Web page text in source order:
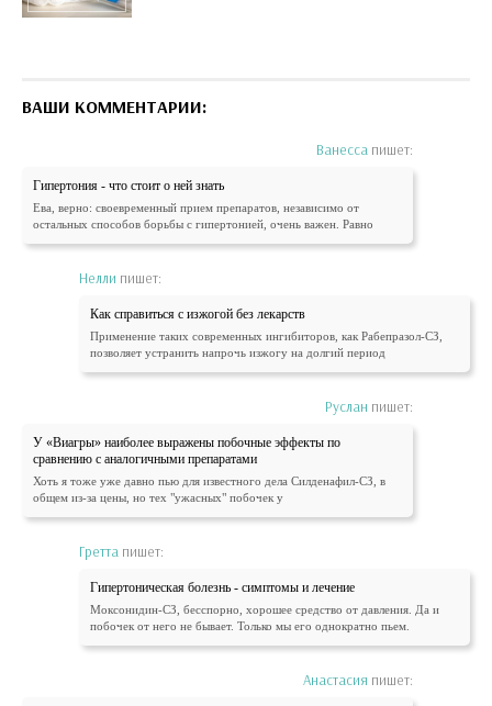
ВАШИ КОММЕНТАРИИ:
Ванесса пишет:
Гипертония - что стоит о ней знать
Ева, верно: своевременный прием препаратов, независимо от
остальных способов борьбы с гипертонией, очень важен. Равно
Нелли пишет:
Как справиться с изжогой без лекарств
Применение таких современных ингибиторов, как Рабепразол-СЗ,
позволяет устранить напрочь изжогу на долгий период
Руслан пишет:
У «Виагры» наиболее выражены побочные эффекты по
сравнению с аналогичными препаратами
Хоть я тоже уже давно пью для известного дела Силденафил-СЗ, в
общем из-за цены, но тех "ужасных" побочек у
Гретта пишет:
Гипертоническая болезнь - симптомы и лечение
Моксонидин-СЗ, бесспорно, хорошее средство от давления. Да и
побочек от него не бывает. Только мы его однократно пьем.
Анастасия пишет: